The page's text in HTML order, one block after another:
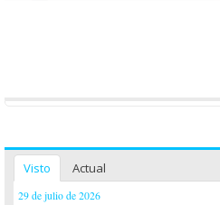
Visto Actual
29 de julio de 2026